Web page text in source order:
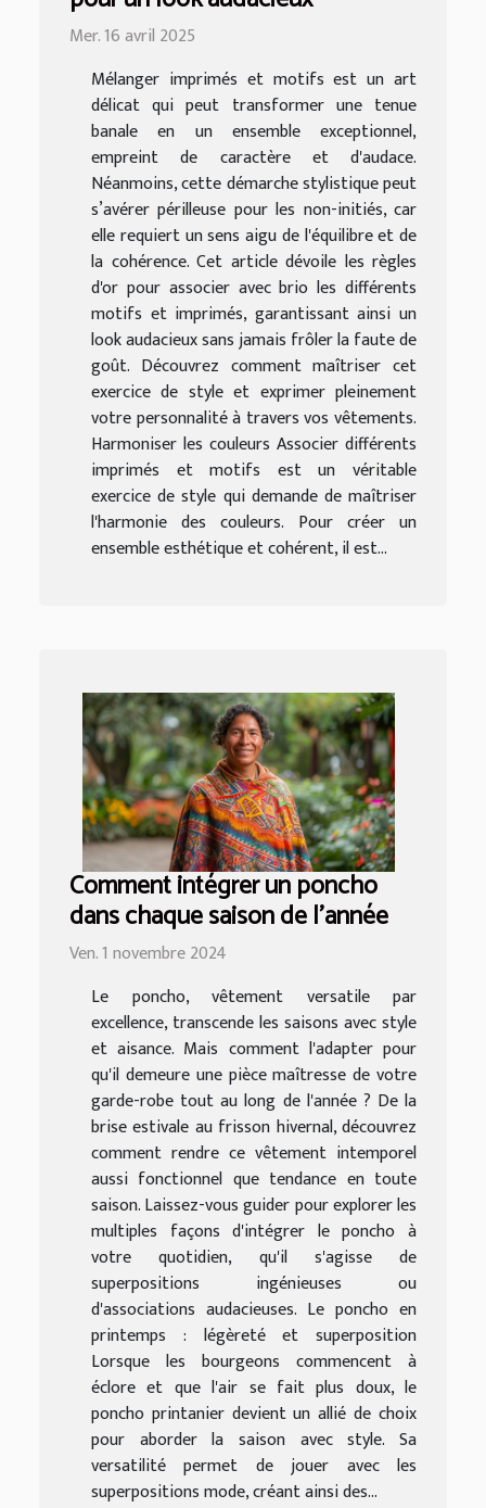
Mer. 16 avril 2025
Mélanger imprimés et motifs est un art
délicat qui peut transformer une tenue
banale en un ensemble exceptionnel,
empreint de caractère et d'audace.
Néanmoins, cette démarche stylistique peut
s’avérer périlleuse pour les non-initiés, car
elle requiert un sens aigu de l'équilibre et de
la cohérence. Cet article dévoile les règles
d'or pour associer avec brio les différents
motifs et imprimés, garantissant ainsi un
look audacieux sans jamais frôler la faute de
goût. Découvrez comment maîtriser cet
exercice de style et exprimer pleinement
votre personnalité à travers vos vêtements.
Harmoniser les couleurs Associer différents
imprimés et motifs est un véritable
exercice de style qui demande de maîtriser
l'harmonie des couleurs. Pour créer un
ensemble esthétique et cohérent, il est...
Comment intégrer un poncho
dans chaque saison de l'année
Ven. 1 novembre 2024
Le poncho, vêtement versatile par
excellence, transcende les saisons avec style
et aisance. Mais comment l'adapter pour
qu'il demeure une pièce maîtresse de votre
garde-robe tout au long de l'année ? De la
brise estivale au frisson hivernal, découvrez
comment rendre ce vêtement intemporel
aussi fonctionnel que tendance en toute
saison. Laissez-vous guider pour explorer les
multiples façons d'intégrer le poncho à
votre quotidien, qu'il s'agisse de
superpositions ingénieuses ou
d'associations audacieuses. Le poncho en
printemps : légèreté et superposition
Lorsque les bourgeons commencent à
éclore et que l'air se fait plus doux, le
poncho printanier devient un allié de choix
pour aborder la saison avec style. Sa
versatilité permet de jouer avec les
superpositions mode, créant ainsi des...